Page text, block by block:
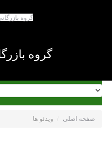
گروه
صفحه اصلی / ویدئو ها